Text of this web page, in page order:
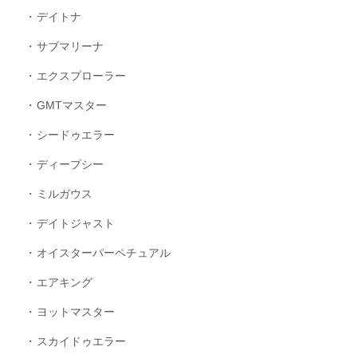
デイトナ
サブマリーナ
エクスプローラー
GMTマスター
シードゥエラー
ディープシー
ミルガウス
デイトジャスト
オイスターパーペチュアル
エアキング
ヨットマスター
スカイドゥエラー